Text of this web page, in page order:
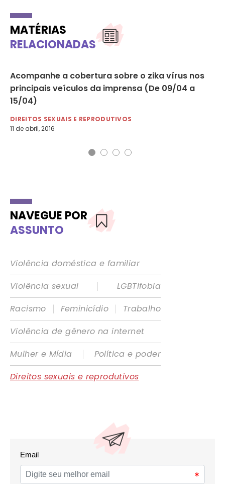
MATÉRIAS
RELACIONADAS
Acompanhe a cobertura sobre o zika vírus nos
principais veículos da imprensa (De 09/04 a
15/04)
DIREITOS SEXUAIS E REPRODUTIVOS
11 de abril, 2016
NAVEGUE POR
ASSUNTO
Violência doméstica e familiar
Violência sexual
|
LGBTIfobia
Racismo
| Feminicídio |
Trabalho
Violência de gênero na internet
Mulher e Mídia
|
Política e poder
Direitos sexuais e reprodutivos